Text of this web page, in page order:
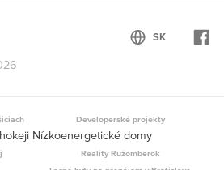
Developerské projekty
Nízkoenergetické domy
Reality Ružomberok